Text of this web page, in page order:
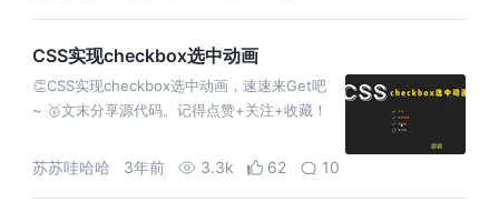
CSS实现checkbox选中动画
👏CSS实现checkbox选中动画，速速来Get吧
~ 🥇文末分享源代码。记得点赞+关注+收藏！
苏苏哇哈哈 3年前 3.3k 62 10